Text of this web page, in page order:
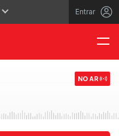
Entrar
NO AR